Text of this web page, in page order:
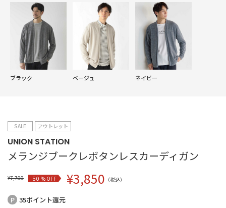
ブラック ベージュ ネイビー
SALE アウトレット
UNION STATION
メランジブークレボタンレスカーディガン
¥7,700 50% OFF ¥3,850 （税込）
35ポイント還元